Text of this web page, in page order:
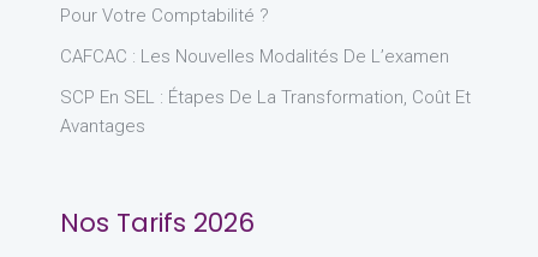
Pour Votre Comptabilité ?
CAFCAC : Les Nouvelles Modalités De L’examen
SCP En SEL : Étapes De La Transformation, Coût Et
Avantages
Nos Tarifs 2026